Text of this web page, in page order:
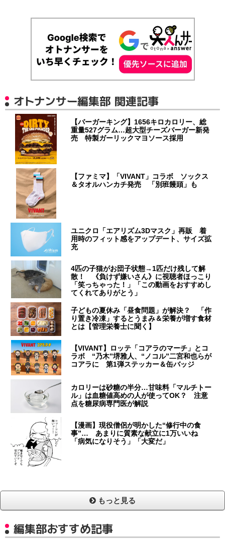
オトナンサー編集部 関連記事
【バーガーキング】1656キロカロリー、総
重量527グラム…超大型チーズバーガー新発
売 特製ガーリックマヨソース採用
【ファミマ】「VIVANT」コラボ ソックス
＆タオルハンカチ発売 「別班饅頭」も
ユニクロ「エアリズム3Dマスク」再販 着
用時のフィット感をアップデート、サイズ拡
充
4匹の子猫がお団子状態→1匹だけ残して解
散！ 《負けず嫌いさん》に視聴者ほっこり
「笑っちゃった！」「この動画をおすすめし
てくれてありがとう」
子どもの夏休み「昼食問題」が解決？ 「作
り置き冷凍」するとうまみ＆栄養が増す食材
とは【管理栄養士に聞く】
【VIVANT】ロッテ「コアラのマーチ」とコ
ラボ “乃木”堺雅人、“ノコル”二宮和也らが
コアラに 第1弾ステッカー＆缶バッジ
カロリーは砂糖の半分…甘味料「マルチトー
ル」は血糖値高めの人が使ってOK？ 注意
点を糖尿病専門医が解説
【漫画】現役僧侶が明かした“修行中の食
事”… あまりに質素な献立に1万いいね
「病気になりそう」「大変だ」
もっと見る
編集部おすすめ記事